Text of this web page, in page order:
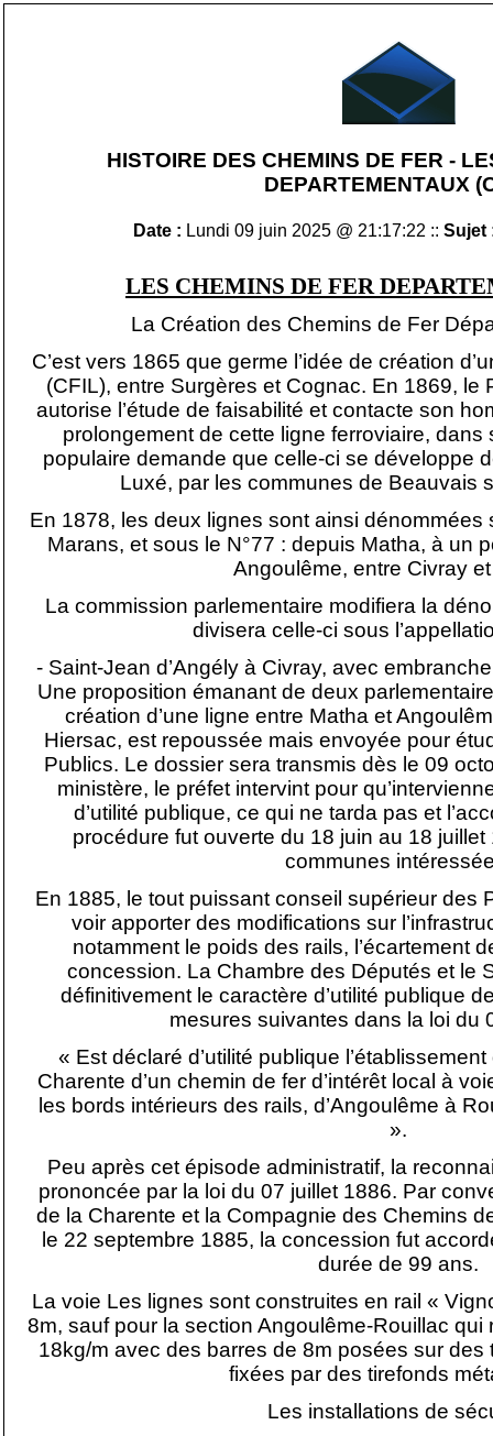
HISTOIRE DES CHEMINS DE FER -
DEPARTEMENTAUX
Date : Lundi 09 juin 2025 @ 21:17:22 :: Sujet
LES CHEMINS DE FER
La Création des Chemins de Fer
C’est vers 1865 que germe l’idée de création
(CFIL), entre Surgères et Cognac. En 1869, le
autorise l’étude de faisabilité et contacte son
prolongement de cette ligne ferroviaire,
populaire demande que celle-ci se développe
Luxé, par les communes de Beauvais
En 1878, les deux lignes sont ainsi dénommées
Marans, et sous le N°77 : depuis Matha, à un
Angoulême, entre Civray
La commission parlementaire modifiera la
divisera celle-ci sous
- Saint-Jean d’Angély à Civray, avec
Une proposition émanant de deux
création d’une ligne entre Matha et
Hiersac, est repoussée mais envoyée pour
Publics. Le dossier sera transmis dès le 09
ministère, le préfet intervint pour
d’utilité publique, ce qui ne tarda pas et
procédure fut ouverte du 18 juin au 18
communes
En 1885, le tout puissant conseil supérieur des
voir apporter des modifications sur
notamment le poids des rails, l’écartement
concession. La Chambre des Députés et le
définitivement le caractère d’utilité publique
mesures suivantes dans la loi du
« Est déclaré d’utilité publique
Charente d’un chemin de fer d’intérêt local à
les bords intérieurs des rails, d’Angoulême à
».
Peu après cet épisode administratif, la
prononcée par la loi du 07 juillet 1886. Par
de la Charente et la Compagnie des Chemins
le 22 septembre 1885, la concession fut
durée de 99 ans.
La voie Les lignes sont construites en rail «
8m, sauf pour la section Angoulême-Rouillac
18kg/m avec des barres de 8m posées sur
fixées par des tirefonds
Les installations de